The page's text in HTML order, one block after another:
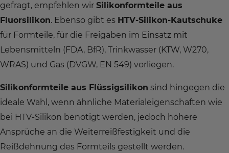
gefragt, empfehlen wir Silikonformteile aus
Fluorsilikon. Ebenso gibt es HTV-Silikon-Kautschuke
für Formteile, für die Freigaben im Einsatz mit
Lebensmitteln (FDA, BfR), Trinkwasser (KTW, W270,
WRAS) und Gas (DVGW, EN 549) vorliegen.
Silikonformteile aus Flüssigsilikon sind hingegen die
ideale Wahl, wenn ähnliche Materialeigenschaften wie
bei HTV-Silikon benötigt werden, jedoch höhere
Ansprüche an die Weiterreißfestigkeit und die
Reißdehnung des Formteils gestellt werden.